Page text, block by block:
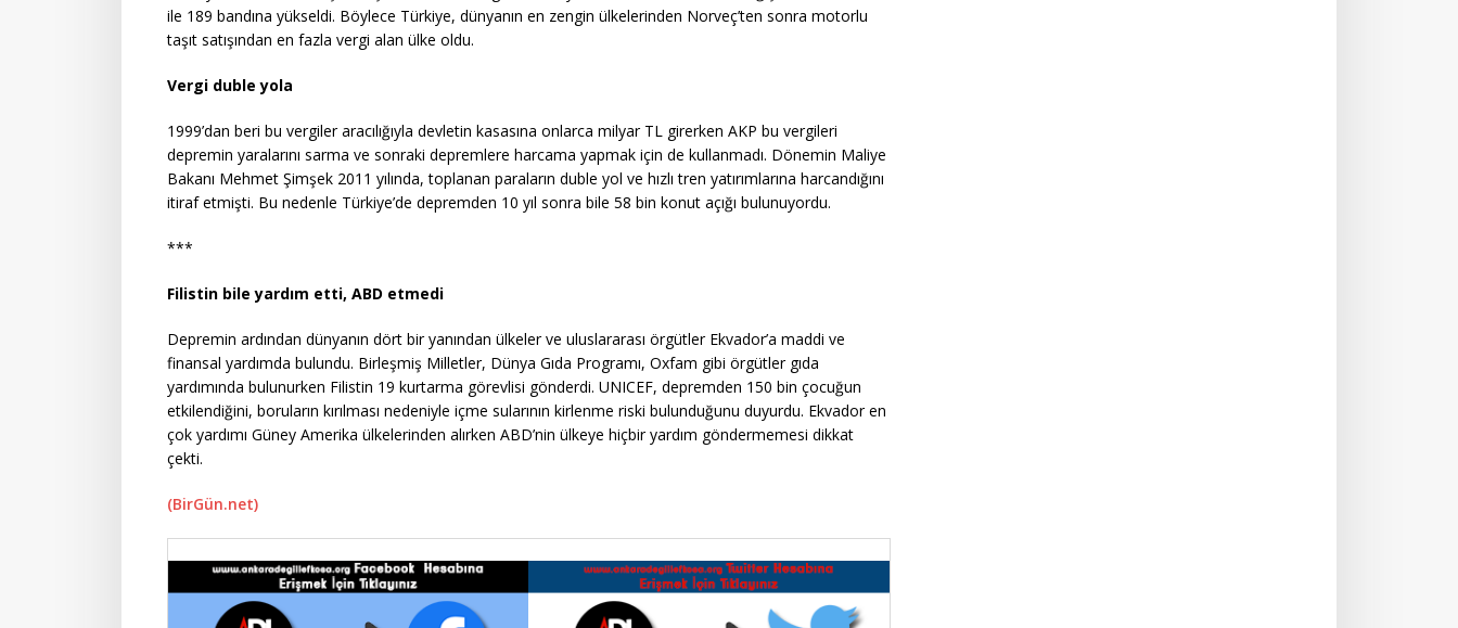
ile 189 bandına yükseldi. Böylece Türkiye, dünyanın en zengin ülkelerinden Norveç’ten sonra motorlu
taşıt satışından en fazla vergi alan ülke oldu.
Vergi duble yola
1999’dan beri bu vergiler aracılığıyla devletin kasasına onlarca milyar TL girerken AKP bu vergileri
depremin yaralarını sarma ve sonraki depremlere harcama yapmak için de kullanmadı. Dönemin Maliye
Bakanı Mehmet Şimşek 2011 yılında, toplanan paraların duble yol ve hızlı tren yatırımlarına harcandığını
itiraf etmişti. Bu nedenle Türkiye’de depremden 10 yıl sonra bile 58 bin konut açığı bulunuyordu.
***
Filistin bile yardım etti, ABD etmedi
Depremin ardından dünyanın dört bir yanından ülkeler ve uluslararası örgütler Ekvador’a maddi ve
finansal yardımda bulundu. Birleşmiş Milletler, Dünya Gıda Programı, Oxfam gibi örgütler gıda
yardımında bulunurken Filistin 19 kurtarma görevlisi gönderdi. UNICEF, depremden 150 bin çocuğun
etkilendiğini, boruların kırılması nedeniyle içme sularının kirlenme riski bulunduğunu duyurdu. Ekvador en
çok yardımı Güney Amerika ülkelerinden alırken ABD’nin ülkeye hiçbir yardım göndermemesi dikkat
çekti.
(BirGün.net)